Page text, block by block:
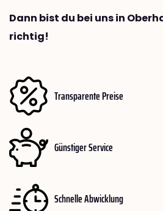
Dann bist du bei uns in
richtig!
Transparente Preise
Günstiger Service
Schnelle Abwicklung